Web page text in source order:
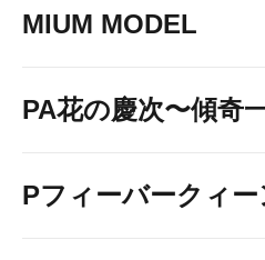
MIUM MODEL
PA花の慶次〜傾奇
Pフィーバークィー